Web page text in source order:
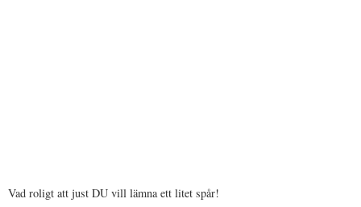
Vad roligt att just DU vill lämna ett litet spår!